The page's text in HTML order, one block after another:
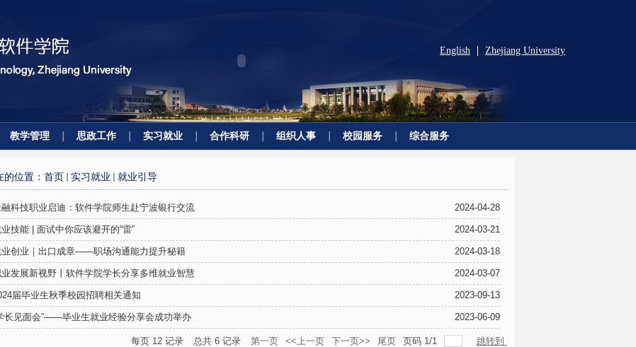
Zhejiang University
English
教学管理 思政工作 实习就业 合作科研 组织人事 校园服务 综合服务
的位置： 首页 实习就业 就业引导
科技职业启迪：软件学院师生赴宁波银行交流 2024-04-28
技能 | 面试中你应该避开的“雷” 2024-03-21
业创业｜出口成章——职场沟通能力提升秘籍 2024-03-18
发展新视野丨软件学院学长分享多维就业智慧 2024-03-07
届毕业生秋季校园招聘相关通知 2023-09-13
长见面会”——毕业生就业经验分享会成功举办 2023-06-09
每页 12 记录 总共 6 记录 第一页 <<上一页 下一页>> 尾页 页码 1/1 跳转到